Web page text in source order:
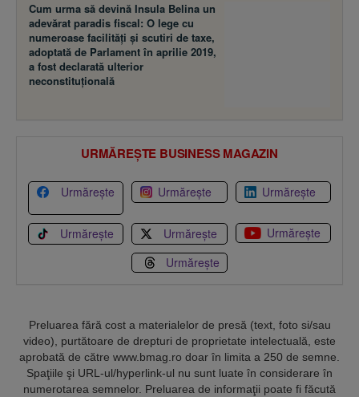
Cum urma să devină Insula Belina un
adevărat paradis fiscal: O lege cu
numeroase facilităţi şi scutiri de taxe,
adoptată de Parlament în aprilie 2019,
a fost declarată ulterior
neconstituţională
URMĂREȘTE BUSINESS MAGAZIN
Urmărește Urmărește Urmărește
Urmărește Urmărește
Urmărește
Urmărește
Preluarea fără cost a materialelor de presă (text, foto si/sau
video), purtătoare de drepturi de proprietate intelectuală, este
aprobată de către www.bmag.ro doar în limita a 250 de semne.
Spaţiile şi URL-ul/hyperlink-ul nu sunt luate în considerare în
numerotarea semnelor. Preluarea de informaţii poate fi făcută